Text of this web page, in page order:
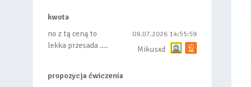
kwota
no z tą ceną to
lekka przesada ....
09.07.2026 14:55:59
Mikusxd
propozycja ćwiczenia